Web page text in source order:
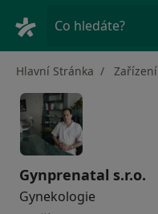
Co hledáte?
Hlavní Stránka Zařízení
Gynprenatal s.r.o.
Gynekologie